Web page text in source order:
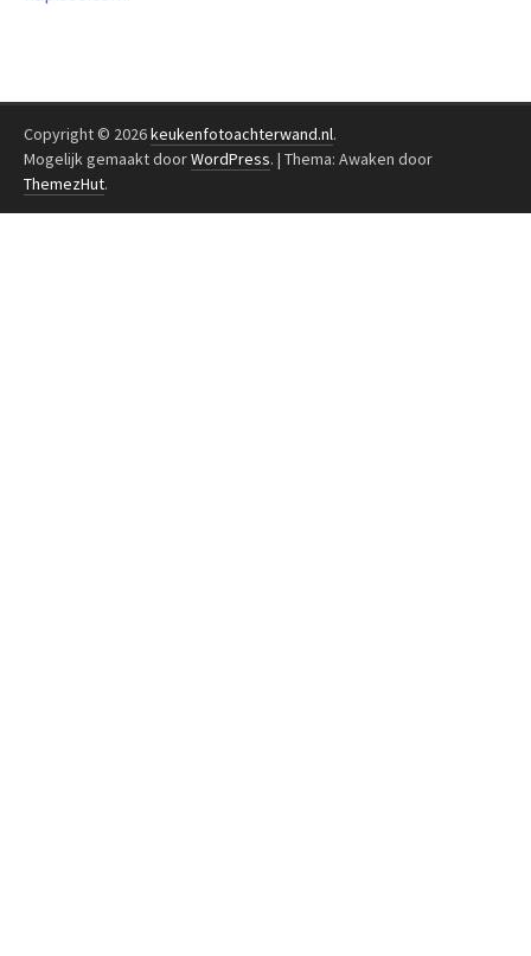
Copyright © 2026keukenfotoachterwand.nl.
Mogelijk gemaakt doorWordPress. | Thema: Awaken door
ThemezHut.